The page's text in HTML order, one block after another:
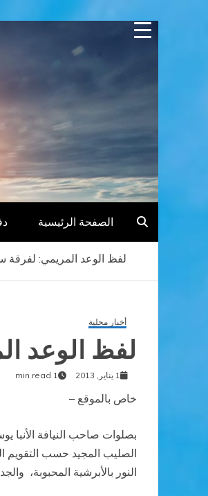
Skip
الصفحة الرئيسية
لفظ الوعد المريمي: لفرقة
أخبار محلية
لفظ الوعد
1 يناير, 2013 1 min read
خاص بالموقع –
الصليب المجيد حسب التقويم
النور بالأبرشية المحبوبة،